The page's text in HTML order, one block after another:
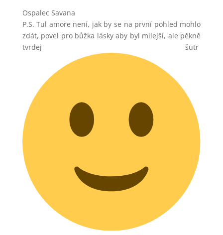
Ospalec Savana
P.S. Tul amore není, jak by se na první pohled mohlo
zdát, povel pro bůžka lásky aby byl milejší, ale pěkně
tvrdej šutr